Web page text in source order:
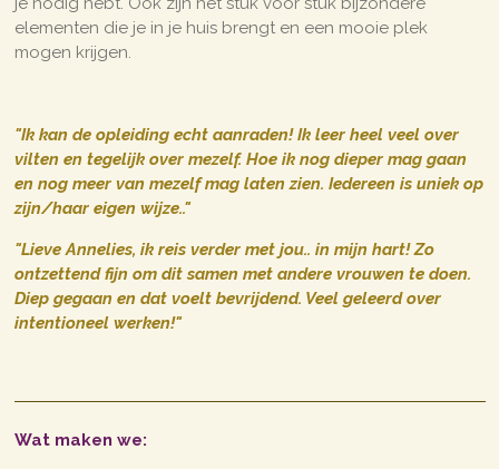
elementen die je in je huis brengt en een mooie plek
mogen krijgen.
"Ik kan de opleiding echt aanraden! Ik leer heel veel over
vilten en tegelijk over mezelf. Hoe ik nog dieper mag gaan
en nog meer van mezelf mag laten zien. Iedereen is uniek op
zijn/haar eigen wijze.."
"Lieve Annelies, ik reis verder met jou.. in mijn hart! Zo
ontzettend fijn om dit samen met andere vrouwen te doen.
Diep gegaan en dat voelt bevrijdend. Veel geleerd over
intentioneel werken!"
Wat maken we: